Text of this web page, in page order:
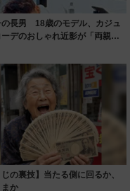
の長男 18歳のモデル、カジュ
デのおしゃれ近影が「両親の
じの裏技】当たる側に回るか、
まか